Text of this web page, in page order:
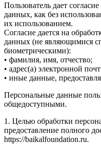
Пользователь дает
данных, как без
их использованием.
Согласие дается на
данных (не являющимися
биометрическими):
• фамилия, имя, отчество;
• адрес(а) электронной
• иные данные,
Персональные данные
общедоступными.
1. Целью обработки
предоставление полного
https://baikalfoundation.ru.